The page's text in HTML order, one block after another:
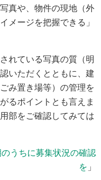
真や、物件の現地（外
メージを把握できる」
れている写真の質（明
いただくとともに、建
み置き場等）の管理を
るポイントとも言えま
部をご確認してみては
のうちに募集状況の確認
を 」